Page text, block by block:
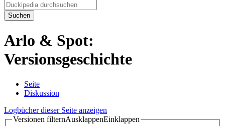
Suchen
Arlo & Spot:
Versionsgeschichte
Seite
Diskussion
Logbücher dieser Seite anzeigen
Versionen filternAusklappenEinklappen